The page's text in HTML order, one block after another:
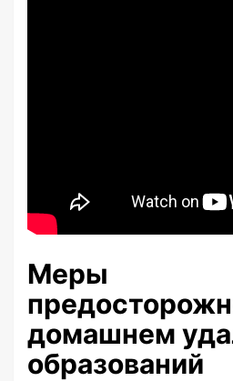
Меры
домашнем
образований